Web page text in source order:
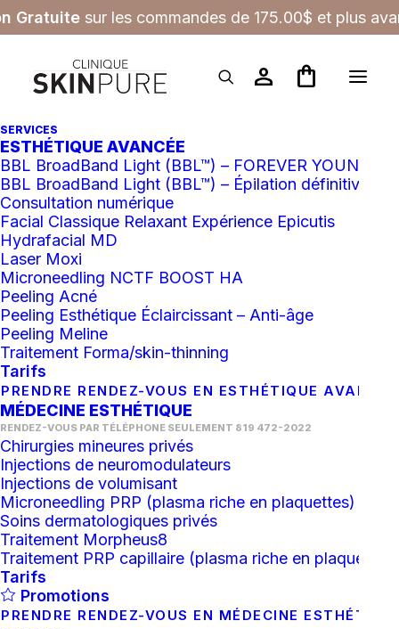
Gratuite sur les commandes de 175.00$ et plus
person shopping_bag
SERVICES
ESTHÉTIQUE AVANCÉE
BBL BroadBand Light (BBL™) – FOREVER YOUNG
BBL BroadBand Light (BBL™) – Épilation définitive
Consultation numérique
Facial Classique Relaxant Expérience Epicutis
Hydrafacial MD
Laser Moxi
Microneedling NCTF BOOST HA
Peeling Acné
Peeling Esthétique Éclaircissant – Anti-âge
Peeling Meline
Traitement Forma/skin-thinning
Tarifs
PRENDRE RENDEZ-VOUS EN ESTHÉTIQUE AVANCÉ
MÉDECINE ESTHÉTIQUE
RENDEZ-VOUS PAR TÉLÉPHONE SEULEMENT 819 472-2022
Chirurgies mineures privés
Injections de neuromodulateurs
Injections de volumisant
Microneedling PRP (plasma riche en plaquettes)
Soins dermatologiques privés
Traitement Morpheus8
Traitement PRP capillaire (plasma riche en plaquettes)
Tarifs
Promotions
PRENDRE RENDEZ-VOUS EN MÉDECINE
Laser
Tous